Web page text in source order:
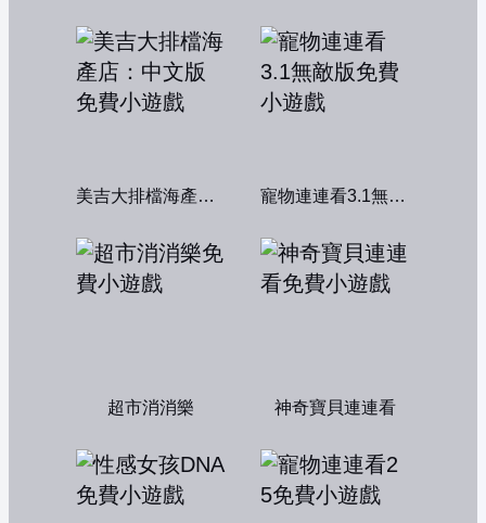
美吉大排檔海產店：中文版 寵物連連看3.1無敵版
超市消消樂 神奇寶貝連連看